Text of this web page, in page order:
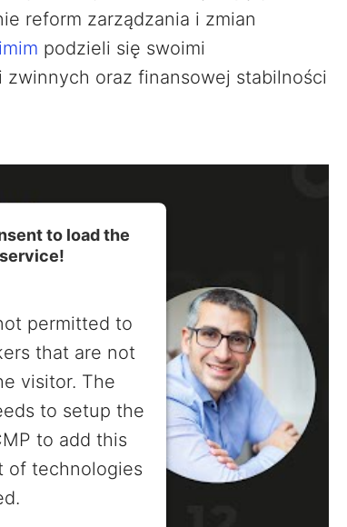
reform zarządzania i zmian
podzieli się swoimi
oraz finansowej stabilności
to load the
permitted to
that are not
visitor. The
to setup the
to add this
of technologies